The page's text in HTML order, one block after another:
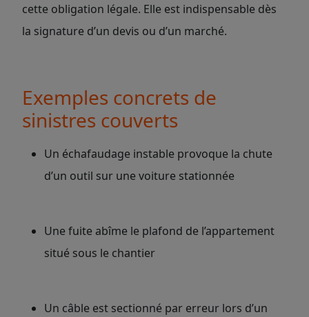
cette obligation légale. Elle est indispensable dès
la signature d’un devis ou d’un marché.
Exemples concrets de
sinistres couverts
Un échafaudage instable provoque la chute
d’un outil sur une voiture stationnée
Une fuite abîme le plafond de l’appartement
situé sous le chantier
Un câble est sectionné par erreur lors d’un